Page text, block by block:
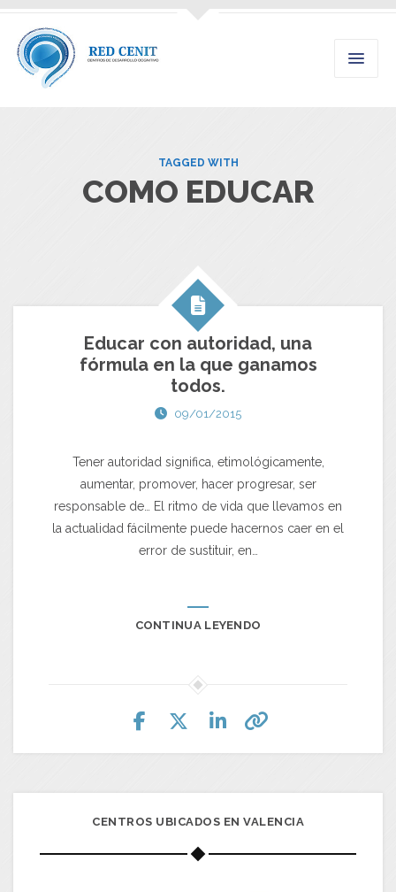
TAGGED WITH
COMO EDUCAR
Educar con autoridad, una
fórmula en la que ganamos
todos.
09/01/2015
Tener autoridad significa, etimológicamente,
aumentar, promover, hacer progresar, ser
responsable de… El ritmo de vida que llevamos en
la actualidad fácilmente puede hacernos caer en el
error de sustituir, en…
CONTINUA LEYENDO
CENTROS UBICADOS EN VALENCIA